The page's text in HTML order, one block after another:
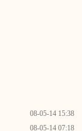
08-05-14 15:38
08-05-14 07:18